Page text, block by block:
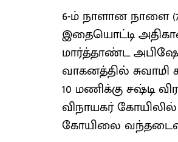
6-ம் நாளான நாளை
இதையொட்டி
மார்த்தாண்ட
வாகனத்தில் சுவாமி
10 மணிக்கு சஷ்டி
விநாயகர் கோயிலில்
கோயிலை